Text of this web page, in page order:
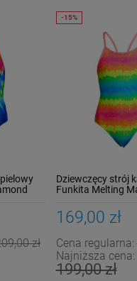
Funkita Poppy Long
zł
Dziewczęcy strój
Funkita Melting
169,00 zł
Cena regularna:
Najniższa cena:
199,00 zł